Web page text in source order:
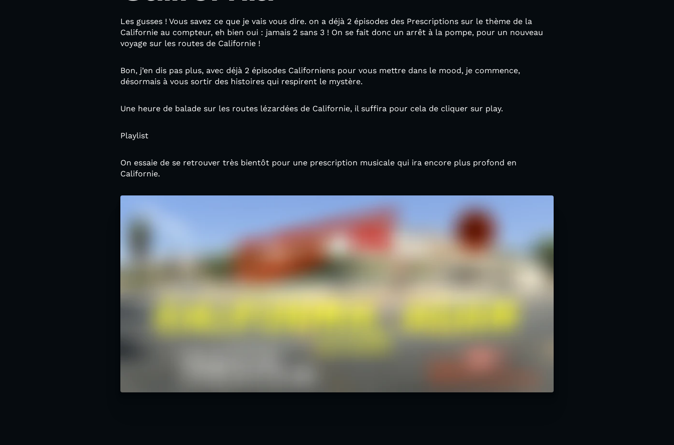
Les gusses ! Vous savez ce que je vais vous dire. on a déjà 2 épisodes des Prescriptions sur le thème de la
Californie au compteur, eh bien oui : jamais 2 sans 3 ! On se fait donc un arrêt à la pompe, pour un nouveau
voyage sur les routes de Californie !
Bon, j’en dis pas plus, avec déjà 2 épisodes Californiens pour vous mettre dans le mood, je commence,
désormais à vous sortir des histoires qui respirent le mystère.
Une heure de balade sur les routes lézardées de Californie, il suffira pour cela de cliquer sur play.
Playlist
On essaie de se retrouver très bientôt pour une prescription musicale qui ira encore plus profond en
Californie.